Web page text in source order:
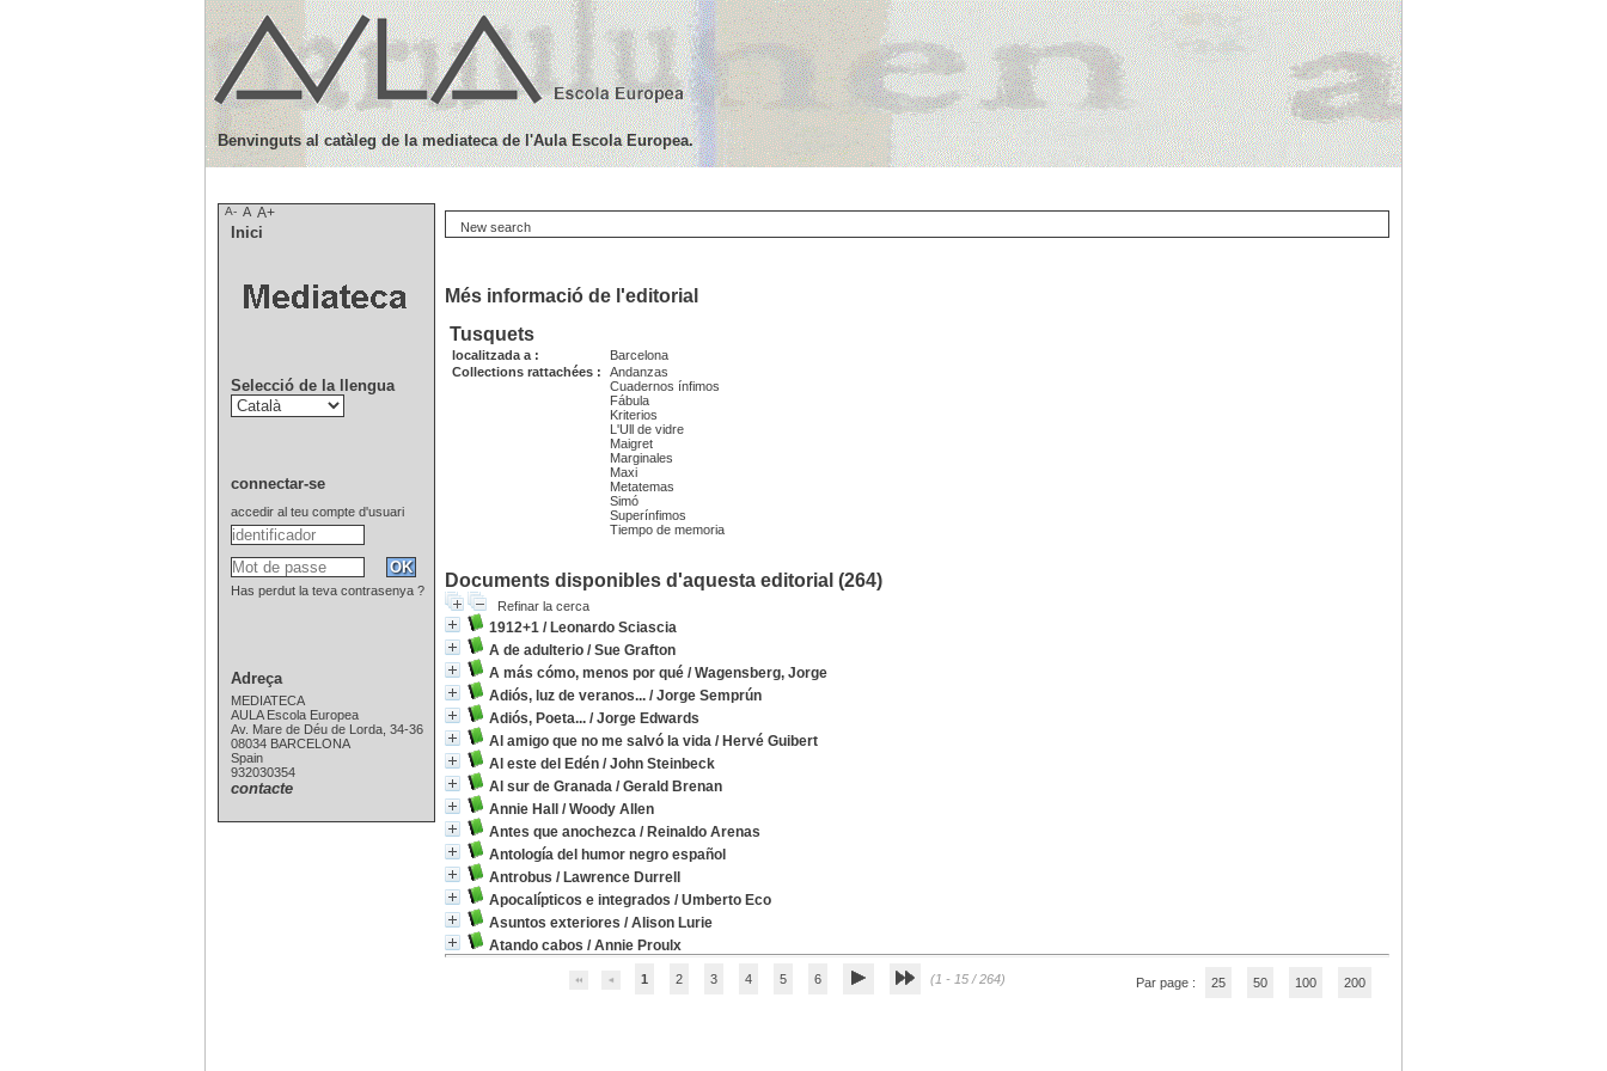
New search
Més informació de l'editorial
Tusquets
localitzada a :
Barcelona
Collections rattachées :
Andanzas
Cuadernos ínfimos
Fábula
Kriterios
L'Ull de vidre
Maigret
Marginales
Maxi
Metatemas
Simó
Superínfimos
Tiempo de memoria
Documents disponibles d'aquesta editorial (264)
Refinar la cerca
1912+1 / Leonardo Sciascia
A de adulterio /Sue Grafton
A más cómo, menos por qué /Wagensberg, Jorge
Adiós, luz de veranos... /Jorge Semprún
Adiós, Poeta... /Jorge Edwards
Al amigo que no me salvó la vida / Hervé Guibert
Al este del Edén /John Steinbeck
Al sur de Granada /Gerald Brenan
Annie Hall
/Woody Allen
Antes que anochezca / Reinaldo Arenas
Antología del humor negro español
Antrobus / Lawrence Durrell
Apocalípticos e integrados /Umberto Eco
Asuntos exteriores /Alison Lurie
Atando cabos /Annie Proulx
1 2 3 4 5 6 (1 - 15 / 264) Par page : 25 50 100 200
Benvinguts al catàleg de la mediateca de l'Aula Escola Europea.
A- A A+
Inici
Selecció de la llengua
connectar-se
accedir al teu compte d'usuari
Has perdut la teva contrasenya ?
Adreça
MEDIATECA
AULA Escola Europea
Av. Mare de Déu de Lorda, 34-36
08034 BARCELONA
Spain
932030354
contacte